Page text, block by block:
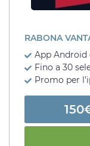
RABONA
App Android
Fino a 30
Promo per